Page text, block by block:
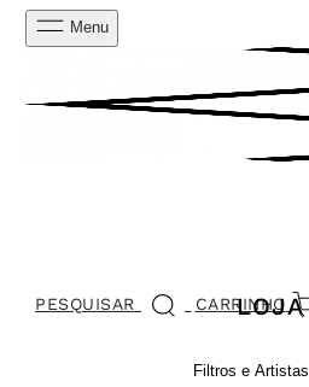
Menu
PESQUISAR CARRINHO
LOJA
Filtros e Artistas